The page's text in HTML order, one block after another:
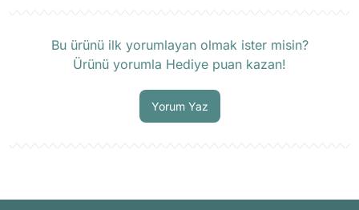
Bu ürünü ilk yorumlayan olmak ister misin?
Ürünü yorumla Hediye puan kazan!
Yorum Yaz